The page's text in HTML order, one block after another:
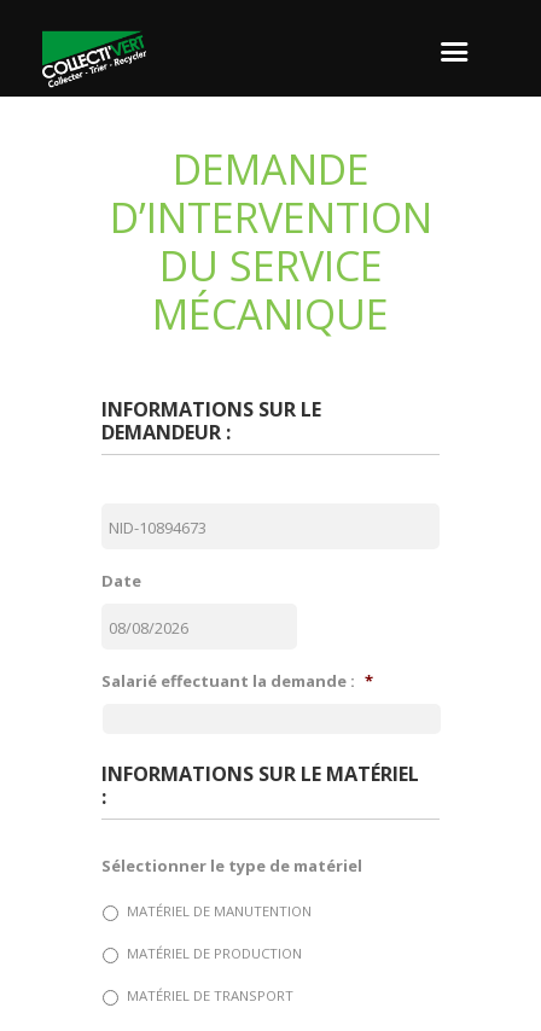
DEMANDE
D’INTERVENTION
DU SERVICE
MÉCANIQUE
INFORMATIONS SUR LE
DEMANDEUR :
d
l
e
a
n
Date
slash
AAAA
Salarié effectuant la demande : *
INFORMATIONS SUR LE MATÉRIEL
:
Sélectionner le type de matériel
MATÉRIEL DE MANUTENTION
MATÉRIEL DE PRODUCTION
MATÉRIEL DE TRANSPORT